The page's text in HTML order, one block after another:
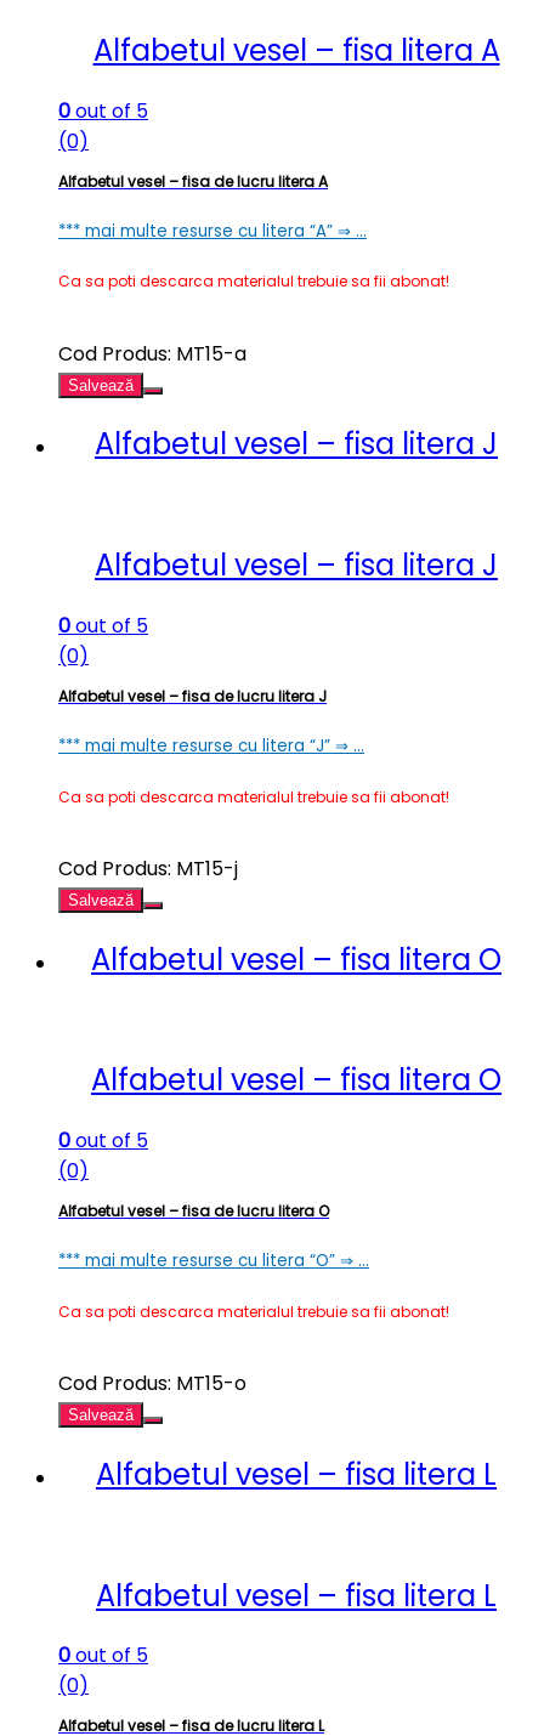
Alfabetul vesel – fisa litera A
0out of 5
(0)
Alfabetul vesel – fisa de lucru litera A
*** mai multe resurse cu litera “A” ⇒ …
Ca sa poti descarca materialul trebuie sa fii abonat!
Cod Produs: MT15-a
Salvează
Alfabetul vesel – fisa litera J
Alfabetul vesel – fisa litera J
0out of 5
(0)
Alfabetul vesel – fisa de lucru litera J
*** mai multe resurse cu litera “J” ⇒ …
Ca sa poti descarca materialul trebuie sa fii abonat!
Cod Produs: MT15-j
Salvează
Alfabetul vesel – fisa litera O
Alfabetul vesel – fisa litera O
0out of 5
(0)
Alfabetul vesel – fisa de lucru litera O
*** mai multe resurse cu litera “O” ⇒ …
Ca sa poti descarca materialul trebuie sa fii abonat!
Cod Produs: MT15-o
Salvează
Alfabetul vesel – fisa litera L
Alfabetul vesel – fisa litera L
0out of 5
(0)
Alfabetul vesel – fisa de lucru litera L